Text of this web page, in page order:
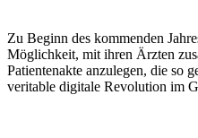
Zu Beginn des kommenden
Möglichkeit, mit ihren Ärzten
Patientenakte anzulegen, die so
veritable digitale Revolution im